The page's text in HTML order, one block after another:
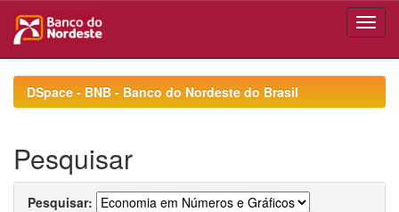
navigationDSpace - BNB - Banco do Nordeste do Brasil
Pesquisar
Pesquisar: